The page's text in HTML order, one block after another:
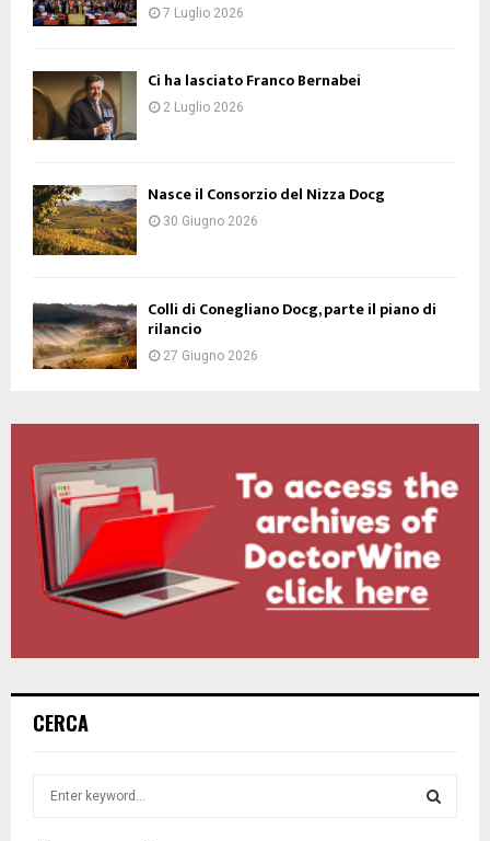
7 Luglio 2026
Ci ha lasciato Franco Bernabei
2 Luglio 2026
Nasce il Consorzio del Nizza Docg
30 Giugno 2026
Colli di Conegliano Docg, parte il piano di
rilancio
27 Giugno 2026
CERCA